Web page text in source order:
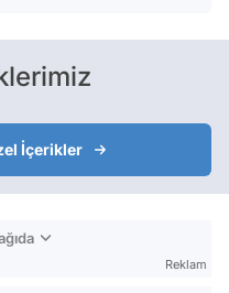
İçerikler
Reklam